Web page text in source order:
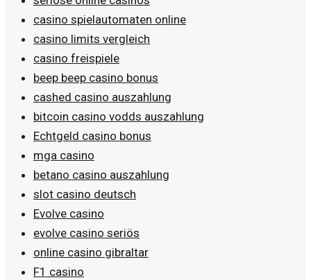
casino spielautomaten online
casino limits vergleich
casino freispiele
beep beep casino bonus
cashed casino auszahlung
bitcoin casino vodds auszahlung
Echtgeld casino bonus
mga casino
betano casino auszahlung
slot casino deutsch
Evolve casino
evolve casino seriös
online casino gibraltar
F1 casino